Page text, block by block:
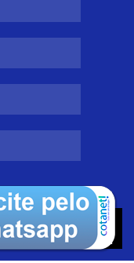
autorais. Copyright
de 19/02/1998)